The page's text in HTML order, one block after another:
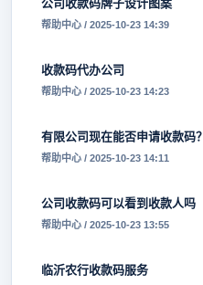
公司收款码牌子设计图案
帮助中心 / 2025-10-23 14:39
收款码代办公司
帮助中心 / 2025-10-23 14:23
有限公司现在能否申请收款码？
帮助中心 / 2025-10-23 14:11
公司收款码可以看到收款人吗
帮助中心 / 2025-10-23 13:55
临沂农行收款码服务